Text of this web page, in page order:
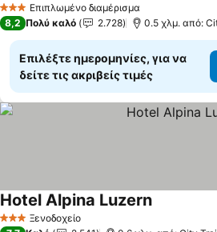
3 ΑστέριαΕπιπλωμένο διαμέρισμα
8,2 Πολύ καλό 2.728 0.5 χλμ. από:
Επιλέξτε ημερομηνίες, για να
δείτε τις ακριβείς τιμές
3 ΑστέριαΞενοδοχείο
Hotel Alpina LuzernΕμφάνιση